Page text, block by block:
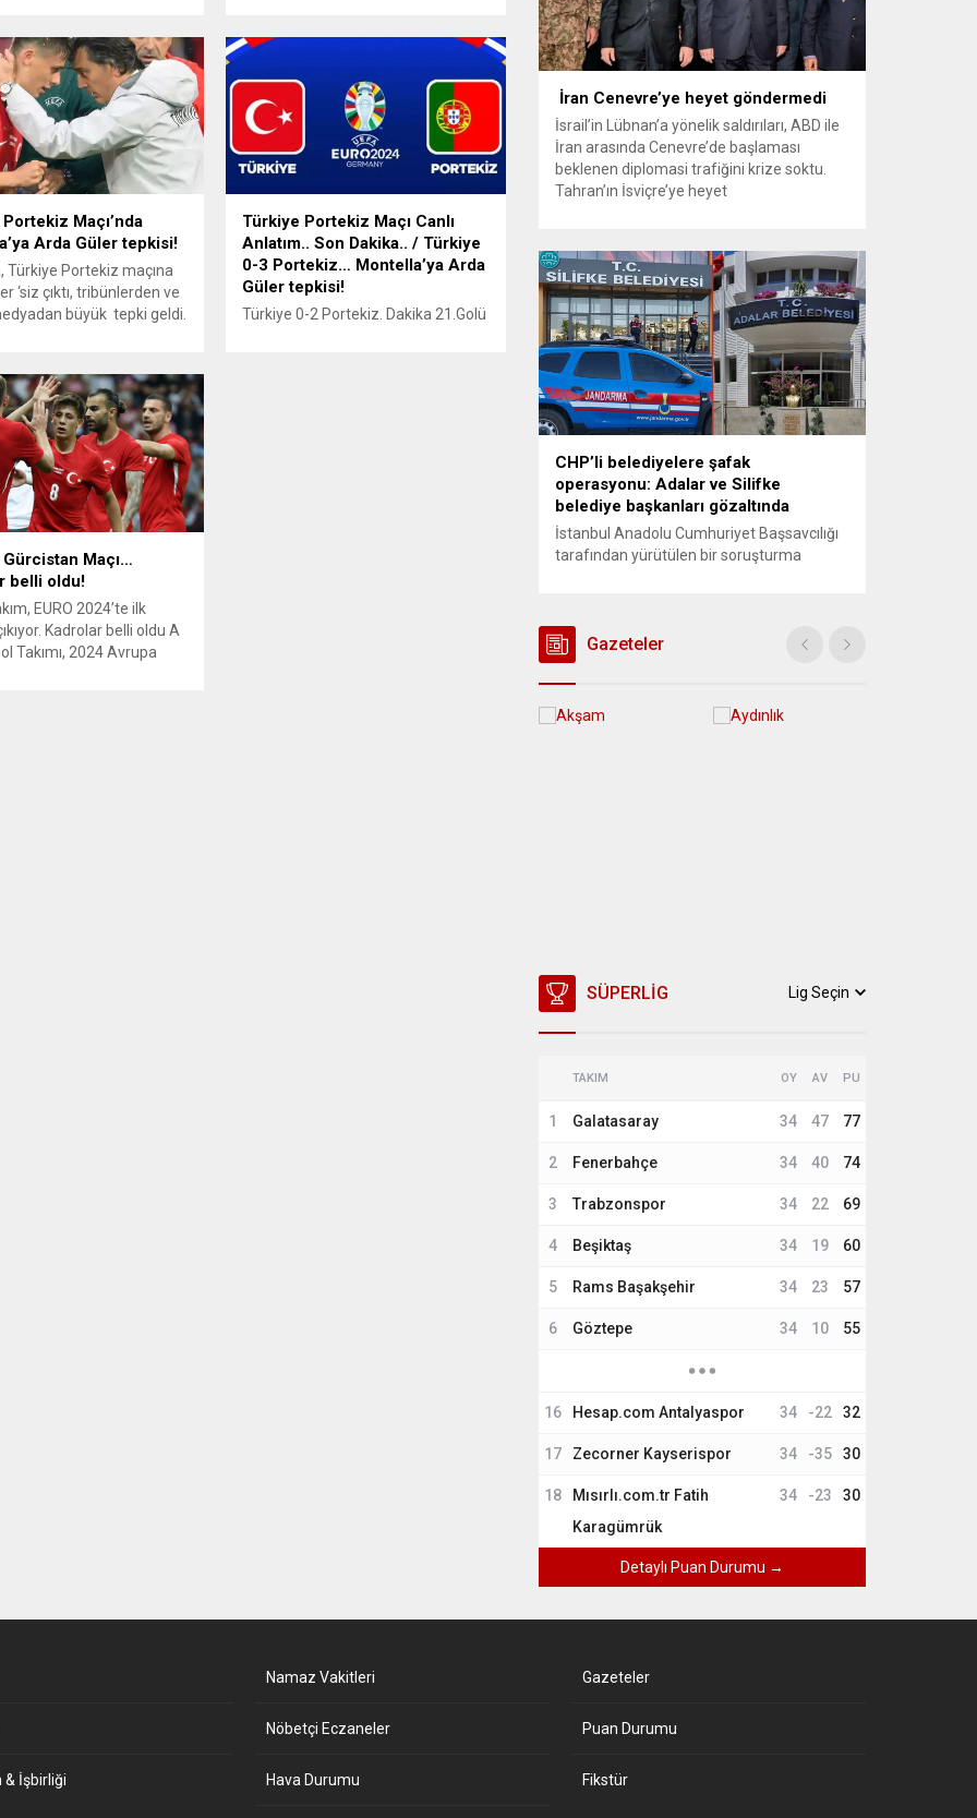
golü yedi: 1-1
Uzatmalarda Cenk
attı. Türkiye ilk
Almanya’daki
büyük coşku. Leipzig
koyduk. Rakip
Türkiye büyük iş yaptı.
puanla ikinci olarak
başardı. Antonín Bará, ikinci sarı
kaldı. İlk yarıda topla oynamada
üstünüz ancak pozisyonlarda
Çekya üstün. Çekya’nın 3 şutu
kalemizi buldu. Türkiye ise, isabet...
Maçı’nda
Arda Güler tepkisi!
Türkiye Portekiz maçına
‘siz çıktı, tribünlerden ve
büyük tepki geldi.
yer vermeyen Montella’ya
var! Maç 3-0 Portekiz
ile devam ederken
Arda Güler sesleri
Sosyal medyadan da
tercihlerine...
Türkiye Portekiz Maçı Canlı
Anlatım.. Son Dakika.. / Türkiye
0-3 Portekiz… Montella’ya Arda
Güler tepkisi!
Türkiye 0-2 Portekiz. Dakika 21.Golü
Maçı…
belli oldu!
EURO 2024’te ilk
Kadrolar belli oldu A
Takımı, 2024 Avrupa
İran Cenevre’ye heyet göndermedi
İsrail’in Lübnan’a yönelik saldırıları, ABD ile
İran arasında Cenevre’de başlaması
beklenen diplomasi trafiğini krize soktu.
Tahran’ın İsviçre’ye heyet
Cenevre planını iptal etti İsrail’in Lübnan’a
yönelik saldırıları, ABD ile İran arasında
Cenevre’de başlaması beklenen yeni
diplomasi sürecini durma noktasına getirdi.
İran, İsrail’in...
CHP’li belediyelere şafak
operasyonu: Adalar ve Silifke
belediye başkanları gözaltında
İstanbul Anadolu Cumhuriyet Başsavcılığı
tarafından yürütülen bir soruşturma
bulunduğu 41 kişi gözaltına alındı.
Şüphelilere “suç örgütü kurma ve
yönetme”, “rüşvet”, “irtikap” ve “imar
usulsüzlüğü” gibi suçlamalar yöneltiliyor.
Öte yandan Mersin’de Silifke Belediyesi’ne
Gazeteler
SÜPERLIG Lig Seçin
TAKIM OY AV PU
1 Galatasaray 34 47 77
2 Fenerbahçe 34 40 74
3 Trabzonspor 34 22 69
4 Beşiktaş 34 19 60
5 Rams Başakşehir 34 23 57
6 Göztepe 34 10 55
16 Hesap.com Antalyaspor 34 -22 32
17 Zecorner Kayserispor 34 -35 30
18
Mısırlı.com.tr Fatih
Karagümrük
34 -23 30
Detaylı Puan Durumu →
& İşbirliği
Namaz Vakitleri
Nöbetçi Eczaneler
Hava Durumu
Gazeteler
Puan Durumu
Fikstür